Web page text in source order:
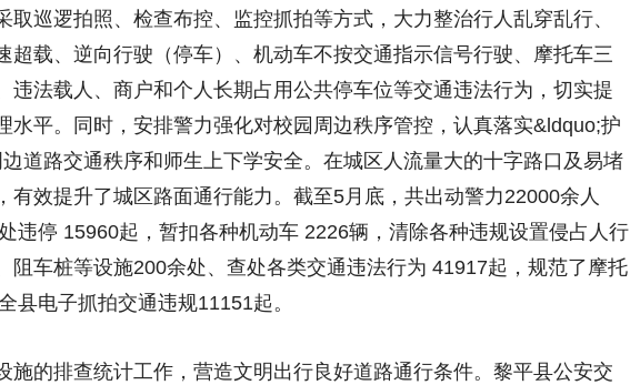
巡逻拍照、检查布控、监控抓拍等方式，大力整治行人乱穿乱行、
超载、逆向行驶（停车）、机动车不按交通指示信号行驶、摩托车三
违法载人、商户和个人长期占用公共停车位等交通违法行为，切实提
水平。同时，安排警力强化对校园周边秩序管控，认真落实&ldquo;护
道路交通秩序和师生上下学安全。在城区人流量大的十字路口及易堵
有效提升了城区路面通行能力。截至5月底，共出动警力22000余人
违停 15960起，暂扣各种机动车 2226辆，清除各种违规设置侵占人行
阻车桩等设施200余处、查处各类交通违法行为 41917起，规范了摩托
县电子抓拍交通违规11151起。
的排查统计工作，营造文明出行良好道路通行条件。黎平县公安交